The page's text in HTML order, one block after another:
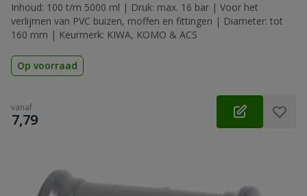
Inhoud: 100 t/m 5000 ml | Druk: max. 16 bar | Voor het
verlijmen van PVC buizen, moffen en fittingen | Diameter: tot
160 mm | Keurmerk: KIWA, KOMO & ACS
Op voorraad
vanaf
€
7,79